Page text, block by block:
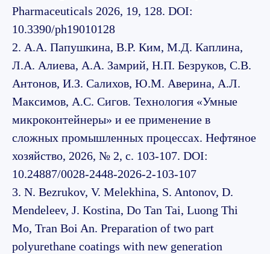
Pharmaceuticals 2026, 19, 128. DOI:
10.3390/ph19010128
2. А.А. Папушкина, В.Р. Ким, М.Д. Каплина,
Л.А. Алиева, А.А. Замрий, Н.П. Безруков, С.В.
Антонов, И.З. Салихов, Ю.М. Аверина, А.Л.
Максимов, А.С. Сигов. Технология «Умные
микроконтейнеры» и ее применение в
сложных промышленных процессах. Нефтяное
хозяйство, 2026, № 2, с. 103-107. DOI:
10.24887/0028-2448-2026-2-103-107
3. N. Bezrukov, V. Melekhina, S. Antonov, D.
Mendeleev, J. Kostina, Do Tan Tai, Luong Thi
Mo, Tran Boi An. Preparation of two part
polyurethane coatings with new generation